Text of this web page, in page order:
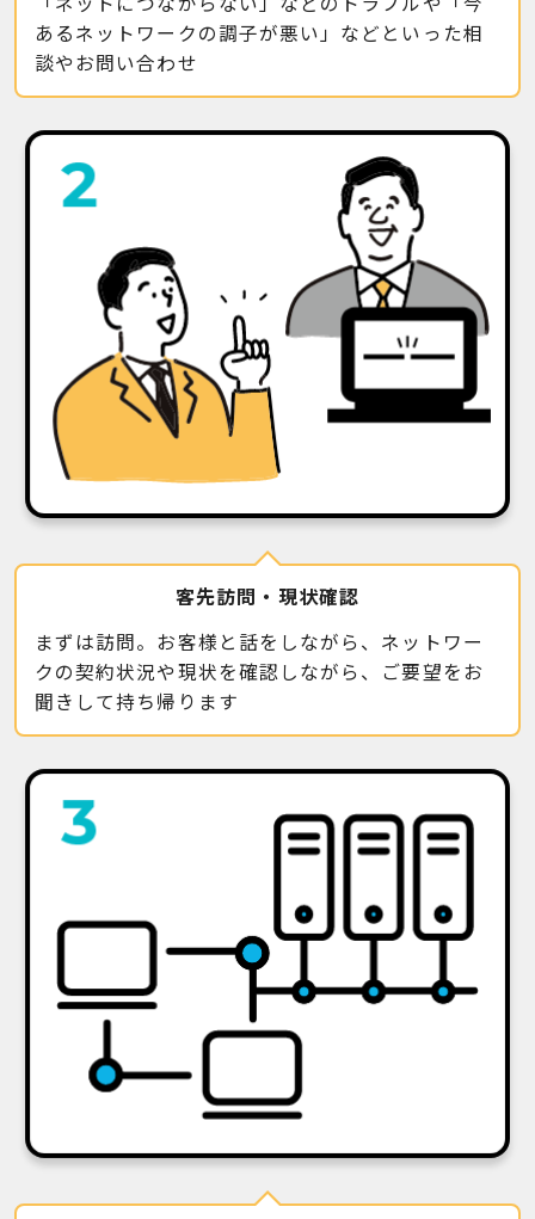
あるネットワークの調子が悪い」などといった相
談やお問い合わせ
客先訪問・現状確認
まずは訪問。お客様と話をしながら、ネットワー
クの契約状況や現状を確認しながら、ご要望をお
聞きして持ち帰ります